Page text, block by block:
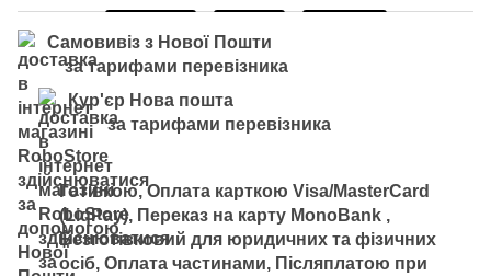
Самовивіз з Нової Пошти
за тарифами перевізника
Кур'єр Нова пошта
за тарифами перевізника
Готівкою, Оплата карткою Visa/MasterCard
(LiqPay), Переказ на карту MonoBank ,
Безготівковий для юридичних та фізичних
осіб, Оплата частинами, Післяплатою при